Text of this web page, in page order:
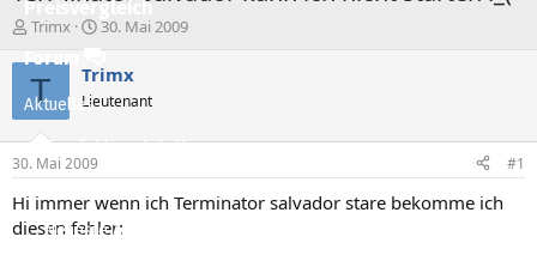
Preisvergleich
Forum
Aktuelles
Empfohlene Inhalte
Neueste Aktivitäten
E
r
s
e
e
Trimx
E
r
s
e
t
a
m
30. Mai 2009
T Trimx
Lieutenant
30. Mai 2009 #1
Hi immer wenn ich Terminator salvador stare bekomme ich
diesen fehler: